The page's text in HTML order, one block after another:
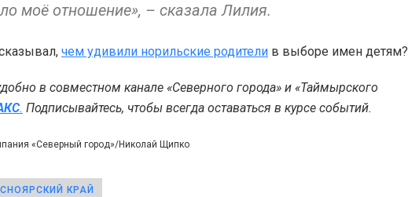
моё отношение», – сказала Лилия.
чем удивили норильские родители в выборе имен детям?
в совместном канале «Северного города» и «Таймырского
. Подписывайтесь, чтобы всегда оставаться в курсе событий.
«Северный город»/Николай Щипко
КРАЙ